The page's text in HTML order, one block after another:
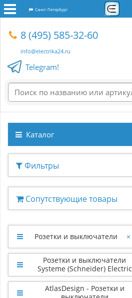
Санкт-Петербург
8 (495) 585-32-60
info@electrika24.ru
Telegram!
Каталог
Фильтры
Сопутствующие товары
Розетки и выключатели ×
Розетки и выключатели
Systeme (Schneider) Electric
AtlasDesign - Розетки и